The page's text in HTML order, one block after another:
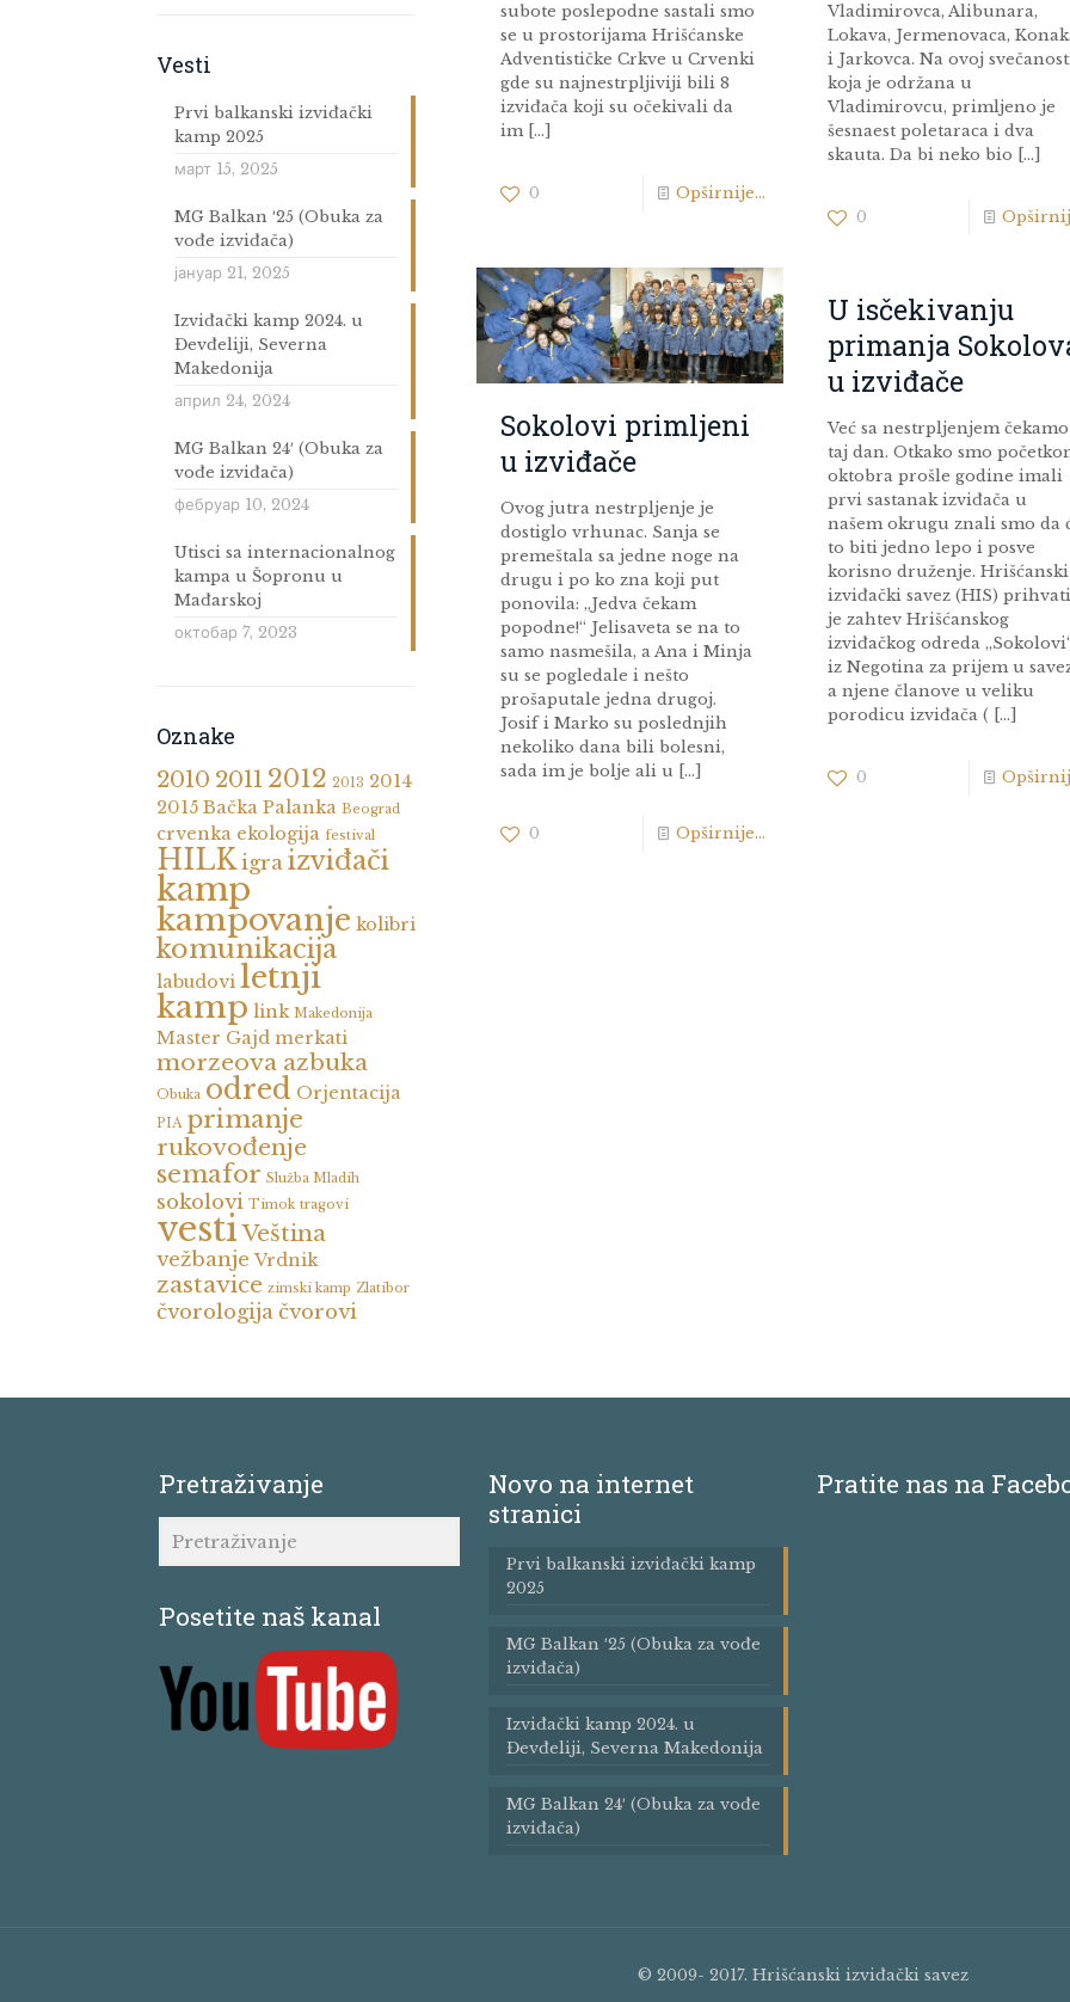
subote poslepodne sastali smo
se u prostorijama Hrišćanske
Adventističke Crkve u Crvenki
gde su najnestrpljiviji bili 8
izviđača koji su očekivali da
im[…]
0 Opširnije...
Vladimirovca, Alibunara,
Lokava, Jermenovaca,
i Jarkovca. Na ovoj
koja je održana u
Vladimirovcu, primljeno je
šesnaest poletaraca i dva
skauta. Da bi neko bio […]
0
Sokolovi primljeni
u izviđače
Ovog jutra nestrpljenje je
dostiglo vrhunac. Sanja se
premeštala sa jedne noge na
drugu i po ko zna koji put
ponovila: „Jedva čekam
popodne!“ Jelisaveta se na to
samo nasmešila, a Ana i Minja
su se pogledale i nešto
prošaputale jedna drugoj.
Josif i Marko su poslednjih
nekoliko dana bili bolesni,
sada im je bolje ali u […]
0 Opširnije...
U isčekivanju
primanja
u izviđače
Već sa nestrpljenjem čekamo
taj dan. Otkako smo
oktobra prošle godine imali
prvi sastanak izviđača u
našem okrugu znali smo da
to biti jedno lepo i posve
korisno druženje. Hrišćanski
izviđački savez (HIS)
je zahtev Hrišćanskog
izviđačkog odreda
iz Negotina za prijem u
a njene članove u veliku
porodicu izviđača ( […]
0
Vesti
Prvi balkanski izviđački
kamp 2025
март 15, 2025
MG Balkan ′25 (Obuka za
vođe izviđača)
јануар 21, 2025
Izviđački kamp 2024. u
Đevđeliji, Severna
Makedonija
април 24, 2024
MG Balkan 24′ (Obuka za
vođe izviđača)
фебруар 10, 2024
Utisci sa internacionalnog
kampa u Šopronu u
Mađarskoj
октобар 7, 2023
Oznake
2010 2011 2012 2013 2014
2015 Bačka Palanka Beograd
crvenka ekologija festival
HILKigraizviđači
kamp
kampovanje kolibri
komunikacija
labudovi letnji
kamp link Makedonija
Master Gajd merkati
morzeova azbuka
Obuka odred Orjentacija
PIA primanje
rukovođenje
semafor Služba Mladih
sokolovi Timok tragovi
vesti Veština
vežbanje Vrdnik
zastavice zimski kamp Zlatibor
čvorologijačvorovi
Pretraživanje
Posetite naš kanal
Novo na internet
stranici
Prvi balkanski izviđački kamp
2025
MG Balkan ′25 (Obuka za vođe
izviđača)
Izviđački kamp 2024. u
Đevđeliji, Severna Makedonija
MG Balkan 24′ (Obuka za vođe
izviđača)
Pratite nas na
© 2009- 2017. Hrišćanski izviđački savez